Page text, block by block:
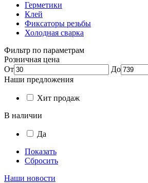
Герметики
Клей
Фиксаторы резьбы
Холодная сварка
Фильтр по параметрам
Розничная цена
От
До
Наши предложения
Хит продаж
В наличии
Да
Показать
Сбросить
Наши новости